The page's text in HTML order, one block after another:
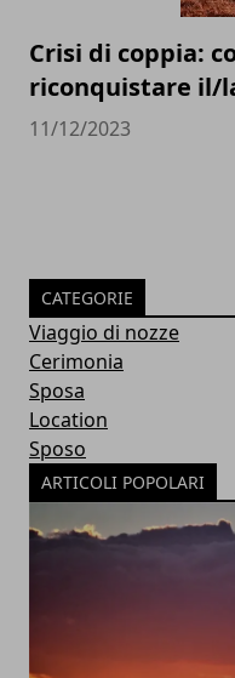
Crisi di coppia:
riconquistare il/
11/12/2023
CATEGORIE
Viaggio di nozze
Cerimonia
Sposa
Location
Sposo
ARTICOLI POPOLARI